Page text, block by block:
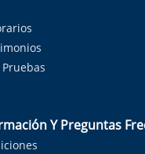
Y Preguntas